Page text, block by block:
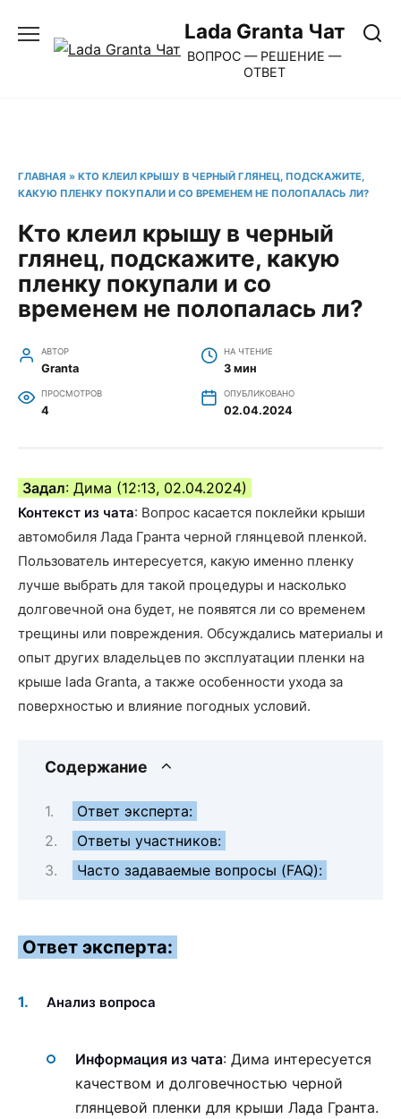
содержанию
Lada Granta Чат
ВОПРОС — РЕШЕНИЕ —
ОТВЕТ
ГЛАВНАЯ » КТО КЛЕИЛ КРЫШУ В ЧЕРНЫЙ ГЛЯНЕЦ, ПОДСКАЖИТЕ,
КАКУЮ ПЛЕНКУ ПОКУПАЛИ И СО ВРЕМЕНЕМ НЕ ПОЛОПАЛАСЬ ЛИ?
Кто клеил крышу в черный
глянец, подскажите, какую
пленку покупали и со
временем не полопалась ли?
АВТОР
Granta
НА ЧТЕНИЕ
3 мин
ПРОСМОТРОВ
4
ОПУБЛИКОВАНО
02.04.2024
Задал: Дима (12:13, 02.04.2024)
Контекст из чата: Вопрос касается поклейки крыши
автомобиля Лада Гранта черной глянцевой пленкой.
Пользователь интересуется, какую именно пленку
лучше выбрать для такой процедуры и насколько
долговечной она будет, не появятся ли со временем
трещины или повреждения. Обсуждались материалы и
опыт других владельцев по эксплуатации пленки на
крыше lada Granta, а также особенности ухода за
поверхностью и влияние погодных условий.
Содержание
Ответ эксперта:
Ответы участников:
Часто задаваемые вопросы (FAQ):
Ответ эксперта:
Анализ вопроса
Информация из чата: Дима интересуется
качеством и долговечностью черной
глянцевой пленки для крыши Лада Гранта.